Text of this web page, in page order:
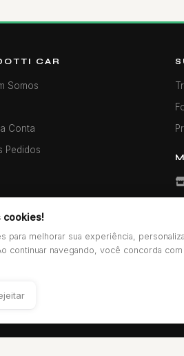
cookies!
para melhorar sua experiência,
continuar navegando, você concorda com
CAR
Somos
Conta
Pedidos